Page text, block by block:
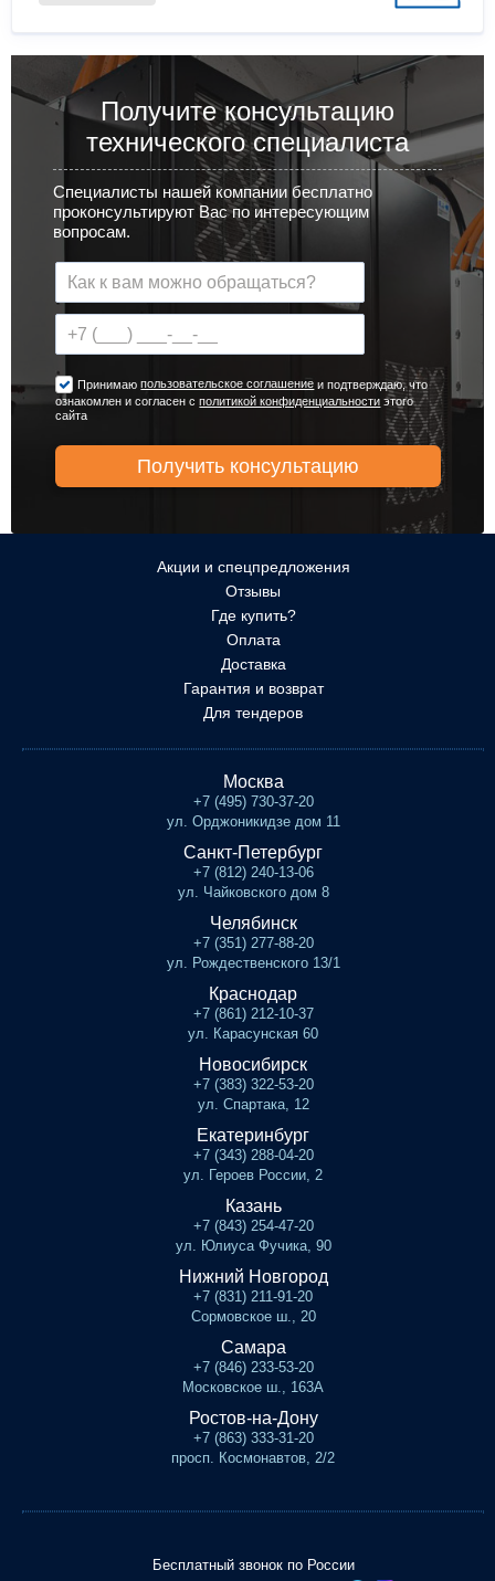
Получите консультацию
технического специалиста
Специалисты нашей компании бесплатно
проконсультируют Вас по интересующим
вопросам.
Принимаюпользовательское соглашение и подтверждаю, что
ознакомлен и согласен сполитикой конфиденциальности этого
сайта
Акции и спецпредложения
Отзывы
Где купить?
Оплата
Доставка
Гарантия и возврат
Для тендеров
Москва
+7 (495) 730-37-20
ул. Орджоникидзе дом 11
Санкт-Петербург
+7 (812) 240-13-06
ул. Чайковского дом 8
Челябинск
+7 (351) 277-88-20
ул. Рождественского 13/1
Краснодар
+7 (861) 212-10-37
ул. Карасунская 60
Новосибирск
+7 (383) 322-53-20
ул. Спартака, 12
Екатеринбург
+7 (343) 288-04-20
ул. Героев России, 2
Казань
+7 (843) 254-47-20
ул. Юлиуса Фучика, 90
Нижний Новгород
+7 (831) 211-91-20
Сормовское ш., 20
Самара
+7 (846) 233-53-20
Московское ш., 163А
Ростов-на-Дону
+7 (863) 333-31-20
просп. Космонавтов, 2/2
Бесплатный звонок по России